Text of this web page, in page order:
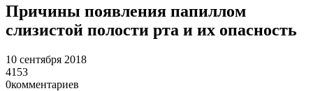
Причины появления папиллом
слизистой полости рта и их опасность
10 сентября 2018
4153
0комментариев